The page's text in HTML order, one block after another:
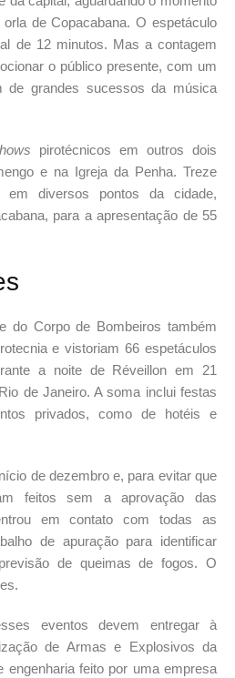
de Copacabana. O espetáculo
de 12 minutos. Mas a contagem
o público presente, com um
de grandes sucessos da música
pirotécnicos em outros dois
e na Igreja da Penha. Treze
em diversos pontos da cidade,
para a apresentação de 55
do Corpo de Bombeiros também
e vistoriam 66 espetáculos
a noite de Réveillon em 21
de Janeiro. A soma inclui festas
privados, como de hotéis e
de dezembro e, para evitar que
feitos sem a aprovação das
em contato com todas as
de apuração para identificar
de queimas de fogos. O
eventos devem entregar à
de Armas e Explosivos da
engenharia feito por uma empresa